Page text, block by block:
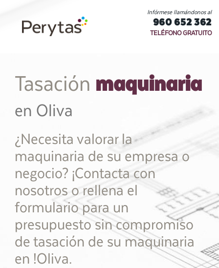
Infórmese llamándonos al
960 652 362
TELÉFONO GRATUITO
Tasación maquinaria
en Oliva
¿Necesita valorar la
maquinaria de su empresa o
negocio? ¡Contacta con
nosotros o rellena el
formulario para un
presupuesto sin compromiso
de tasación de su maquinaria
en !Oliva.